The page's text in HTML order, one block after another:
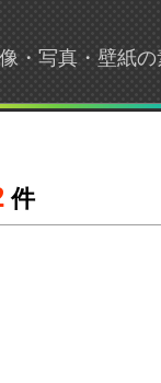
・写真・壁紙
件